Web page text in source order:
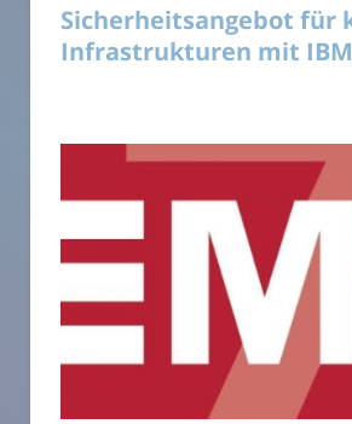
Sicherheitsangebot für
Infrastrukturen mit IBM